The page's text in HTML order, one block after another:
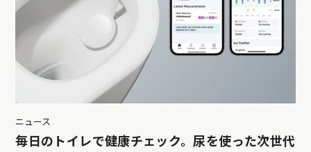
ニュース
毎日のトイレで健康チェック。尿を使った次世代